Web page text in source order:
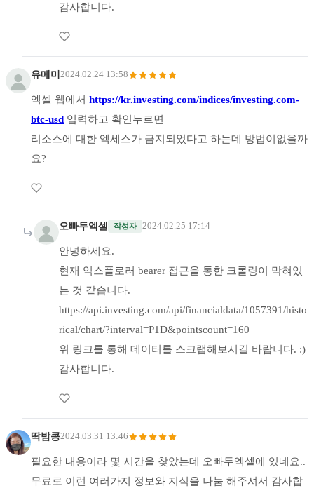
감사합니다.
유메미 2024.02.24 13:58
엑셀 웹에서 https://kr.investing.com/indices/investing.com-
btc-usd 입력하고 확인누르면
리소스에 대한 엑세스가 금지되었다고 하는데 방법이없을까
요?
오빠두엑셀 작성자 2024.02.25 17:14
안녕하세요.
현재 익스플로러 bearer 접근을 통한 크롤링이 막혀있
는 것 같습니다.
https://api.investing.com/api/financialdata/1057391/histo
rical/chart/?interval=P1D&pointscount=160
위 링크를 통해 데이터를 스크랩해보시길 바랍니다. :)
감사합니다.
딱밤콩2024.03.31 13:46
필요한 내용이라 몇 시간을 찾았는데 오빠두엑셀에 있네요..
무료로 이런 여러가지 정보와 지식을 나눔 해주셔서 감사합